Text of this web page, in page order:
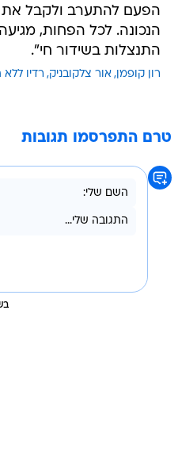
הפעם להתערב ולקבל
הנכונה. לכל הפחות,
התנצלות בשידור חי".
רון קופמן אור צלקובניק רדיו
טרם התפרסמו תגובות